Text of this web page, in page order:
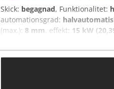
Skick: begagnad, Funktionalitet:
automationsgrad:
(max.): 8 mm, effekt: 15 kW
Möjlighet att köpa en
T E Hevof Denna maskin är
utmärkt styvhet, hög precision
konstruktion, höga
industriella produktionsmiljöer.